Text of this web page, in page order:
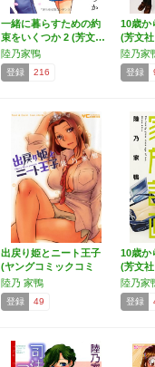
一緒に暮らすための約
束をいくつか 2 (芳文…
陸乃家鴨
登録 216
10歳か
(芳文
陸乃家
登録
出戻り姫とニート王子
(ヤングコミックコミ
ッ…
陸乃 家鴨
登録 49
10歳か
(芳文
陸乃家
登録